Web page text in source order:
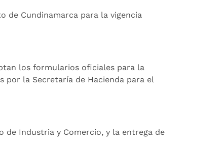
de Cundinamarca para la vigencia
los formularios oficiales para la
por la Secretaría de Hacienda para el
de Industria y Comercio, y la entrega de